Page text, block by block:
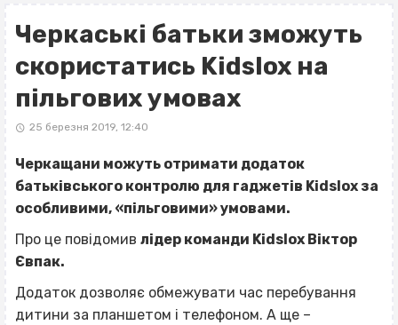
Черкаські батьки зможуть
скористатись Kidslox на
пільгових умовах
25 березня 2019, 12:40
Черкащани можуть отримати додаток
батьківського контролю для гаджетів Kidslox за
особливими, «пільговими» умовами.
Про це повідомив лідер команди Kidslox Віктор
Євпак.
Додаток дозволяє обмежувати час перебування
дитини за планшетом і телефоном. А ще –